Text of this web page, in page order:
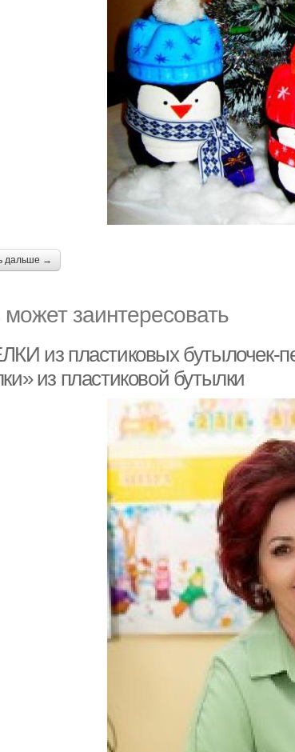
дальше →
заинтересовать
из пластиковых бутылочек-
из пластиковой бутылки